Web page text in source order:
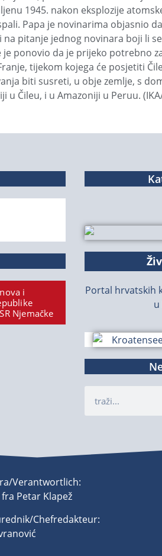
1945. nakon eksplozije
Papa je novinarima objasnio
pitanje jednog novinara boji li
ponovio da je prijeko potrebno
tijekom kojega će posjetiti
biti susreti, u obje zemlje, s
u Čileu, i u Amazoniji u Peruu.
i
Njemačke
Portal hrvatskih
u
Verantwortlich:
Petar Klapež
Chefredakteur: